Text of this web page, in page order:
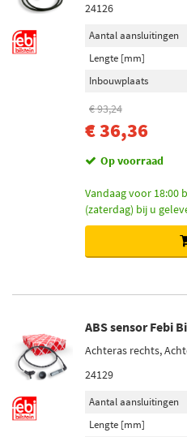
24126
Aantal aansluitingen
Lengte [mm]
Inbouwplaats
€ 93,24
€ 36,36
Op voorraad
Vandaag voor 18:00
(zaterdag) bij u
ABS sensor Febi
Achteras rechts,
24129
Aantal aansluitingen
Lengte [mm]